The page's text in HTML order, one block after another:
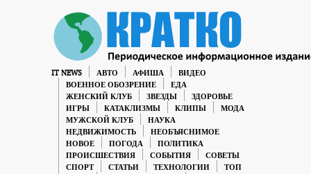
IT NEWS АВТО АФИША
ВИДЕО
ВОЕННОЕ ОБОЗРЕНИЕ
ЕДА
ЖЕНСКИЙ КЛУБ
ЗВЕЗДЫ
ЗДОРОВЬЕ
ИГРЫ
КАТАКЛИЗМЫ КЛИПЫ
МОДА
МУЖСКОЙ КЛУБ
НАУКА
НЕДВИЖИМОСТЬ
НЕОБЪЯСНИМОЕ
НОВОЕ
ПОГОДА
ПОЛИТИКА
ПРОИСШЕСТВИЯ
СОБЫТИЯ
СОВЕТЫ
СПОРТ
СТАТЬИ ТЕХНОЛОГИИ
ТОП